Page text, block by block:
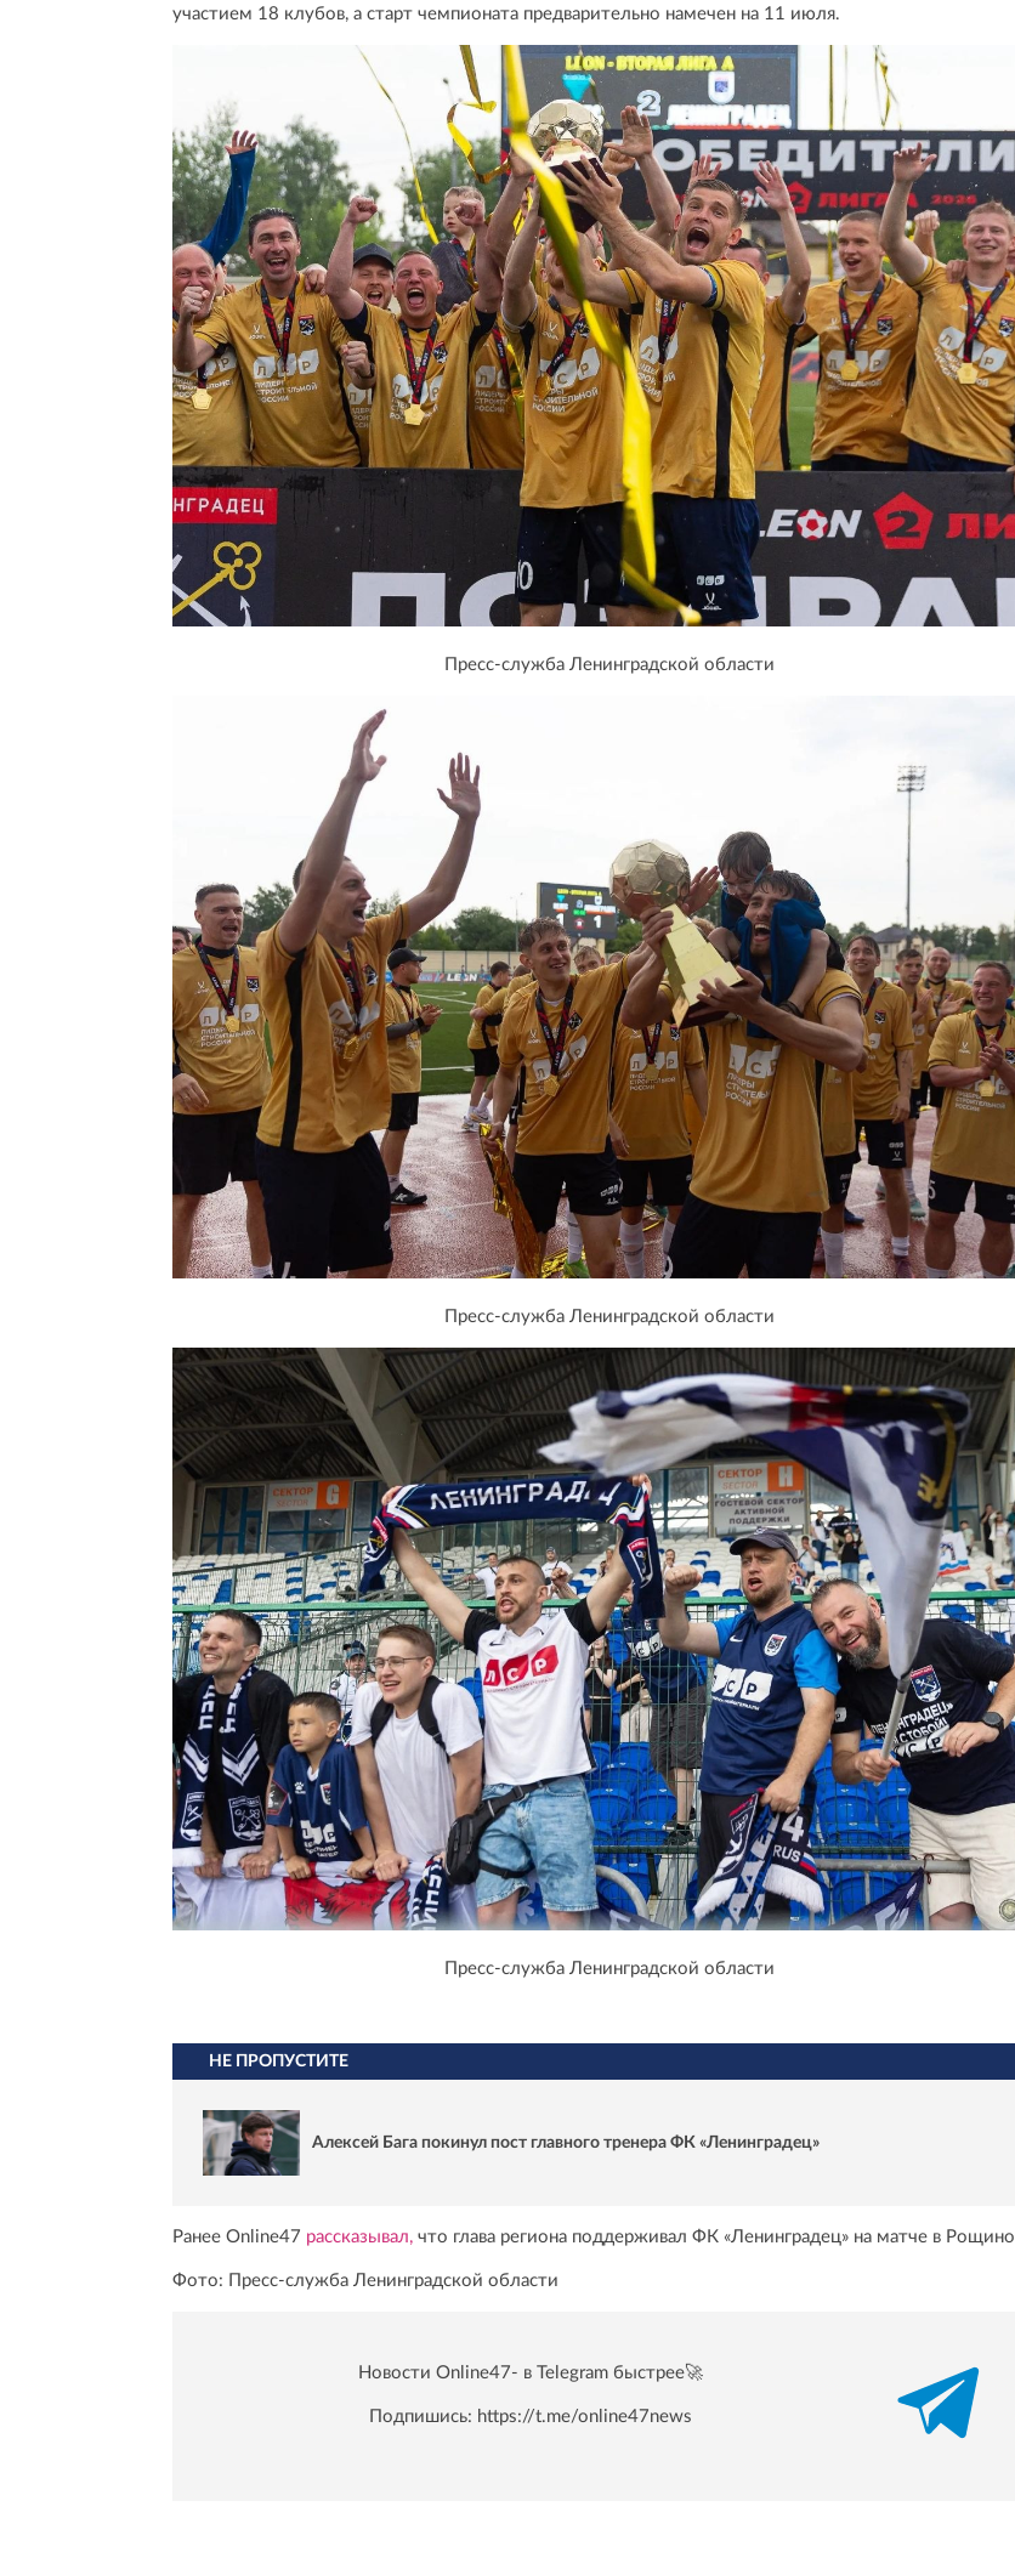
участием 18 клубов, а старт чемпионата предварительно намечен на 11 июля.
Пресс-служба Ленинградской области
Пресс-служба Ленинградской области
Пресс-служба Ленинградской области
НЕ ПРОПУСТИТЕ
Алексей Бага покинул пост главного тренера ФК «Ленинградец»
Ранее Online47 рассказывал, что глава региона поддерживал ФК «Ленинградец» на матче в Рощино
Фото: Пресс-служба Ленинградской области
Новости Online47- в Telegram быстрее🚀
Подпишись: https://t.me/online47news